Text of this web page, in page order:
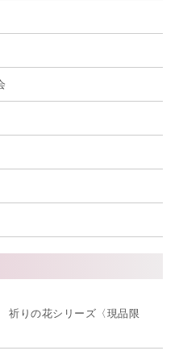
祈りの花シリーズ〈現品限